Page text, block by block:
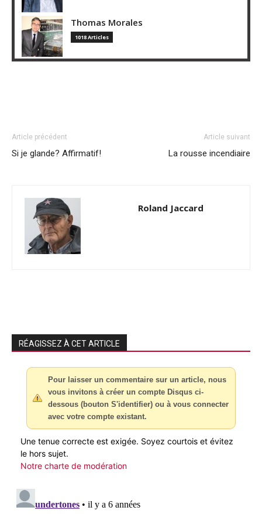
Thomas Morales
1018 Articles
Article précédent
Si je glande? Affirmatif!
Article suivant
La rousse incendiaire
Roland Jaccard
RÉAGISSEZ À CET ARTICLE
Pour laisser un commentaire sur un article, nous
vous invitons à créer un compte Disqus ci-
dessous (bouton S'identifier) ou à vous connecter
avec votre compte existant.
Une tenue correcte est exigée. Soyez courtois et évitez
le hors sujet.
Notre charte de modération